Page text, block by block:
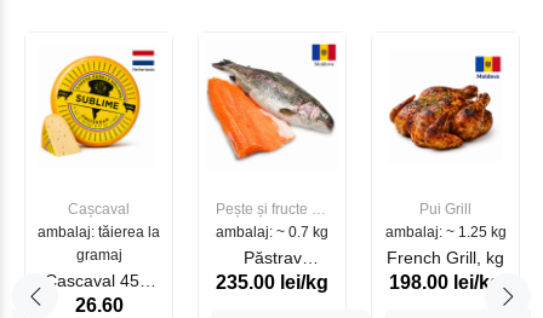
Cașcaval
ambalaj: tăierea la
gramaj
Cascaval 45%
Maasdam
26.60
Pește și fructe de
mare
ambalaj: ~ 0.7 kg
Păstrav
Somonat
235.00 lei/kg
Pui Grill
ambalaj: ~ 1.25 kg
French Grill, kg
198.00 lei/kg